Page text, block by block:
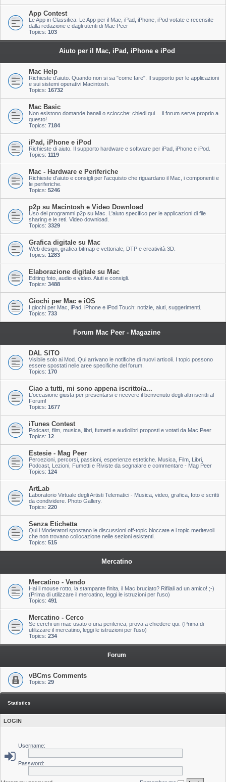
App Contest
Le App in Classifica. Le App per il Mac, iPad, iPhone, iPod votate e recensite
dalla redazione e dagli utenti di Mac Peer
Topics: 103
Aiuto per il Mac, iPad, iPhone e iPod
Mac Help
Richieste d'aiuto. Quando non si sa "come fare". Il supporto per le applicazioni
e sui sistemi operativi Macintosh.
Topics: 16732
Mac Basic
Non esistono domande banali o sciocche: chiedi qui… il forum serve proprio a
questo!
Topics: 7184
iPad, iPhone e iPod
Richieste di aiuto. Il supporto hardware e software per iPad, iPhone e iPod.
Topics: 1119
Mac - Hardware e Periferiche
Richieste d'aiuto e consigli per l'acquisto che riguardano il Mac, i componenti e
le periferiche.
Topics: 5246
p2p su Macintosh e Video Download
Uso dei programmi p2p su Mac. L'aiuto specifico per le applicazioni di file
sharing e le reti. Video download.
Topics: 3329
Grafica digitale su Mac
Web design, grafica bitmap e vettoriale, DTP e creatività 3D.
Topics: 1283
Elaborazione digitale su Mac
Editing foto, audio e video. Aiuti e consigli.
Topics: 3488
Giochi per Mac e iOS
I giochi per Mac, iPad, iPhone e iPod Touch: notizie, aiuti, suggerimenti.
Topics: 733
Forum Mac Peer - Magazine
DAL SITO
Visibile solo ai Mod. Qui arrivano le notifiche di nuovi articoli. I topic possono
essere spostati nelle aree specifiche del forum.
Topics: 170
Ciao a tutti, mi sono appena iscritto/a...
L'occasione giusta per presentarsi e ricevere il benvenuto degli altri iscritti al
Forum!
Topics: 1677
iTunes Contest
Podcast, film, musica, libri, fumetti e audiolibri proposti e votati da Mac Peer
Topics: 12
Estesie - Mag Peer
Percezioni, percorsi, passioni, esperienze estetiche. Musica, Film, Libri,
Podcast, Lezioni, Fumetti e Riviste da segnalare e commentare - Mag Peer
Topics: 124
ArtLab
Laboratorio Virtuale degli Artisti Telematici - Musica, video, grafica, foto e scritti
da condividere. Photo Gallery.
Topics: 220
Senza Etichetta
Qui i Moderatori spostano le discussioni off-topic bloccate e i topic meritevoli
che non trovano collocazione nelle sezioni esistenti.
Topics: 515
Mercatino
Mercatino - Vendo
Hai il mouse rotto, la stampante finita, il Mac bruciato? Rifilali ad un amico! ;-)
(Prima di utilizzare il mercatino, leggi le istruzioni per l'uso)
Topics: 491
Mercatino - Cerco
Se cerchi un mac usato o una periferica, prova a chiedere qui. (Prima di
utilizzare il mercatino, leggi le istruzioni per l'uso)
Topics: 234
Forum
vBCms Comments
Topics: 29
Statistics
LOGIN
Username:
Password: